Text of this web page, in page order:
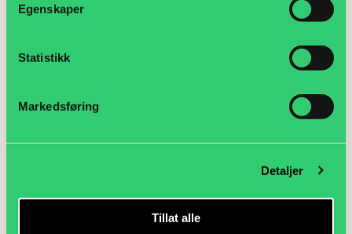
Egenskaper
Statistikk
Markedsføring
Detaljer
Tillat alle
Aktuelt